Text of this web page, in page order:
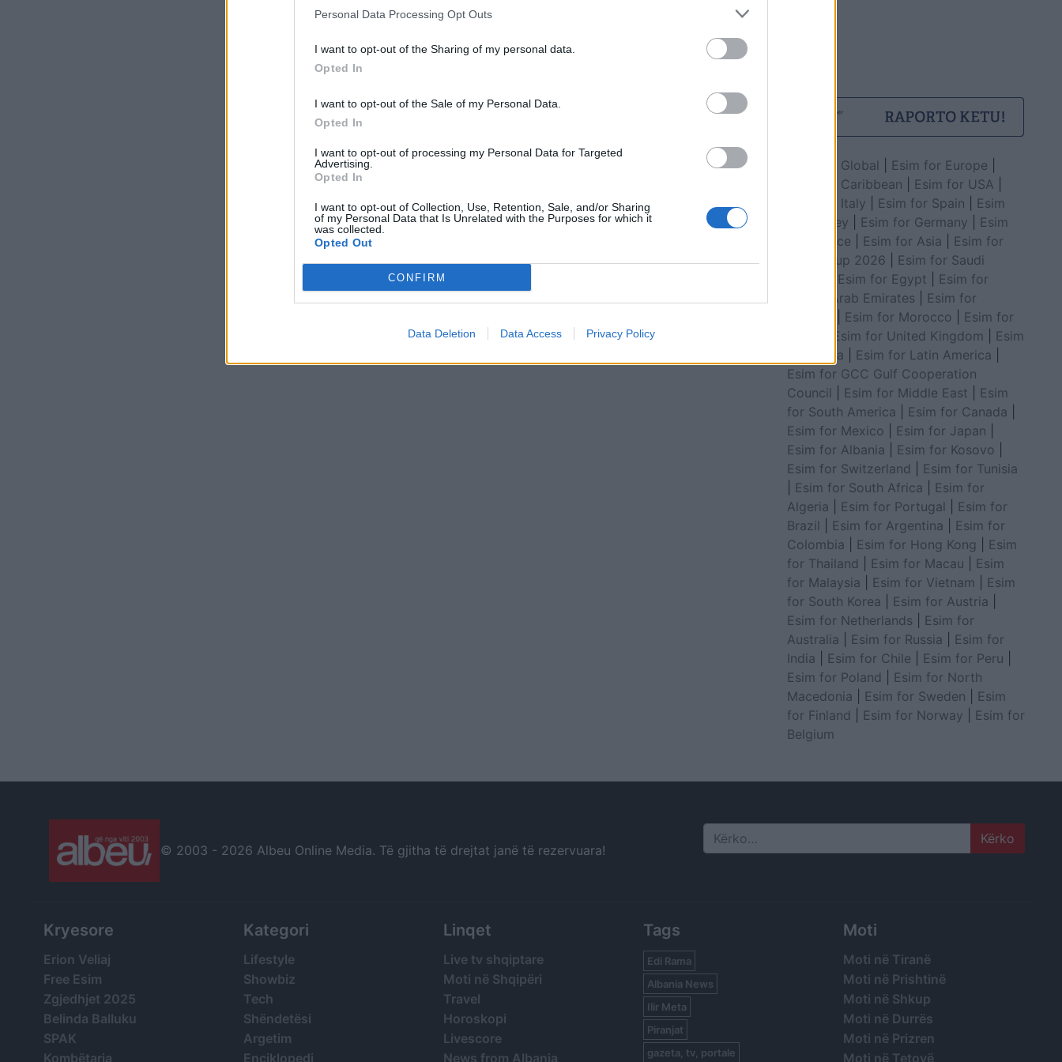
Personal Data Processing Opt Outs
I want to opt-out of the Sharing of my personal data.
Opted In
I want to opt-out of the Sale of my Personal Data.
Opted In
I want to opt-out of processing my Personal Data for Targeted
Advertising.
Opted In
I want to opt-out of Collection, Use, Retention, Sale, and/or Sharing
of my Personal Data that Is Unrelated with the Purposes for which it
was collected.
Opted Out
CONFIRM
Data Deletion Data Access Privacy Policy
Esim for Global Esim for Europe
Esim for Caribbean
Esim for USA
Esim for Italy
Esim for Spain
Esim
for Turkey
Esim for Germany
Esim
for Greece
Esim for Asia
Esim for
World Cup 2026
Esim for Saudi
Esim for Egypt
Esim for
United Arab Emirates
Esim for
Esim for Morocco
Esim for
Esim for United Kingdom
Esim
for Africa
Esim for Latin America
Esim for GCC Gulf Cooperation
Council
Esim for Middle East
Esim
for South America
Esim for Canada
Esim for Mexico
Esim for Japan
Esim for Albania
Esim for Kosovo
Esim for Switzerland
Esim for Tunisia
Esim for South Africa
Esim for
Algeria
Esim for Portugal
Esim for
Brazil
Esim for Argentina
Esim for
Colombia
Esim for Hong Kong
Esim
for Thailand
Esim for Macau
Esim
for Malaysia
Esim for Vietnam
Esim
for South Korea
Esim for Austria
Esim for Netherlands
Esim for
Australia
Esim for Russia
Esim for
India
Esim for Chile Esim for Peru
Esim for Poland
Esim for North
Macedonia
Esim for Sweden
Esim
for Finland
Esim for Norway
Esim for
Belgium
© 2003 - 2026 Albeu Online Media. Të gjitha të drejtat janë të rezervuara! Search
Kryesore
Erion Veliaj
Free Esim
Zgjedhjet 2025
Belinda Balluku
SPAK
Kombëtarja
Kategori
Lifestyle
Showbiz
Tech
Shëndetësi
Argetim
Enciklopedi
Linqet
Live tv shqiptare
Moti në Shqipëri
Travel
Horoskopi
Livescore
News from Albania
Tags
Edi Rama
Albania News
Ilir Meta
Piranjat
gazeta, tv, portale
Moti
Moti në Tiranë
Moti në Prishtinë
Moti në Shkup
Moti në Durrës
Moti në Prizren
Moti në Tetovë